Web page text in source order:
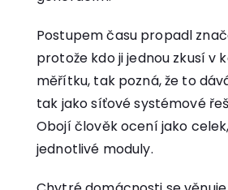
Postupem času propadl
protože kdo ji jednou zkusí v
měřítku, tak pozná, že to
tak jako síťové systémové
Obojí člověk ocení jako
jednotlivé moduly.